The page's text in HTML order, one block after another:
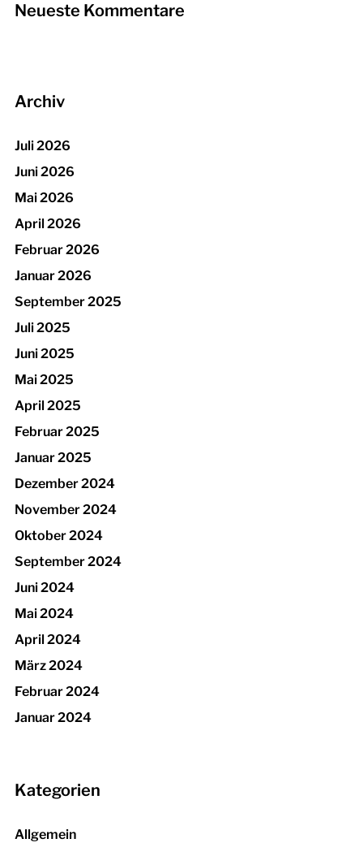
Neueste Kommentare
Archiv
Juli 2026
Juni 2026
Mai 2026
April 2026
Februar 2026
Januar 2026
September 2025
Juli 2025
Juni 2025
Mai 2025
April 2025
Februar 2025
Januar 2025
Dezember 2024
November 2024
Oktober 2024
September 2024
Juni 2024
Mai 2024
April 2024
März 2024
Februar 2024
Januar 2024
Kategorien
Allgemein